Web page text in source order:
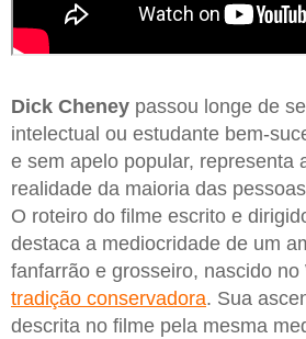
Dick Cheney passou longe de
intelectual ou estudante bem-
e sem apelo popular, representa
realidade da maioria das
O roteiro do filme escrito e
destaca a mediocridade de um
fanfarrão e grosseiro, nascido no
tradição conservadora. Sua
descrita no filme pela mesma